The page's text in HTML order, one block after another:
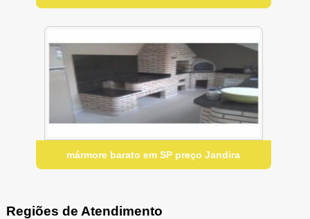
mármore barato em SP preço Jandira
Regiões de Atendimento